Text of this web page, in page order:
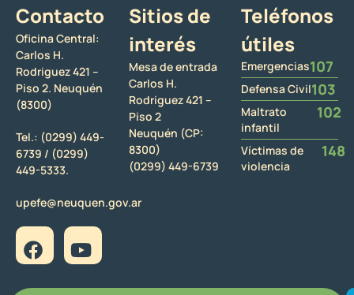
Contacto
Oficina Central:
Carlos H.
Rodriguez 421 –
Piso 2. Neuquén
(8300)
Tel.: (0299) 449-
6739 / (0299)
449-5333.
upefe@neuquen.gov.ar
Sitios de
interés
Mesa de entrada
Carlos H.
Rodriguez 421 –
Piso 2
Neuquén (CP:
8300)
(0299) 449-6739
Teléfonos
útiles
Emergencias107
Defensa Civil103
Maltrato
infantil
102
Víctimas de
violencia
148